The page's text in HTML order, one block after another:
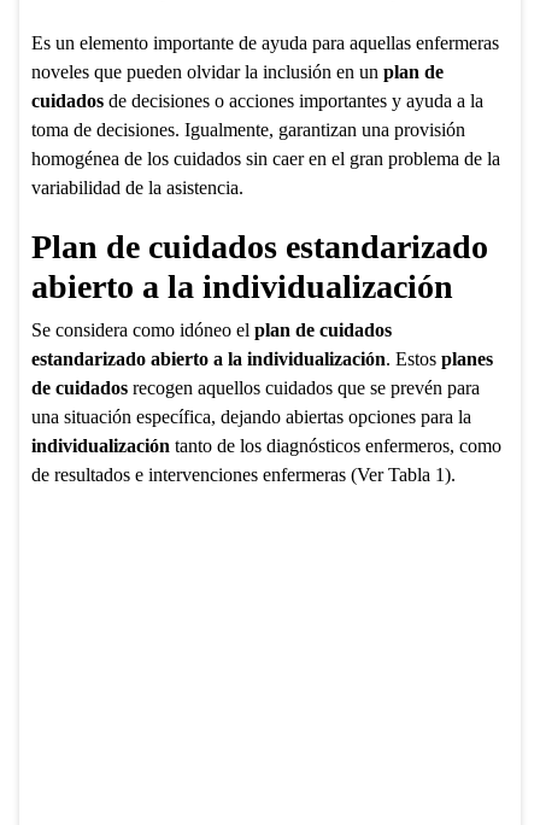
Es un elemento importante de ayuda para aquellas enfermeras
noveles que pueden olvidar la inclusión en un plan de
cuidadosde decisiones o acciones importantes y ayuda a la
toma de decisiones. Igualmente, garantizan una provisión
homogénea de los cuidados sin caer en el gran problema de la
variabilidad de la asistencia.
Plan de cuidados estandarizado
abierto a la individualización
Se considera como idóneo el plan de cuidados
estandarizado abierto a la individualización. Estos planes
de cuidadosrecogen aquellos cuidados que se prevén para
una situación específica, dejando abiertas opciones para la
individualización tanto de los diagnósticos enfermeros, como
de resultados e intervenciones enfermeras (Ver Tabla 1).